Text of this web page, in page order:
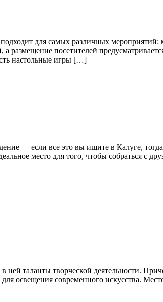
для самых различных мероприятий:
размещение посетителей
настольные игры […]
— если все это вы ищите в Калуге,
место для того, чтобы собраться с
таланты творческой деятельности.
освещения современного искусства.